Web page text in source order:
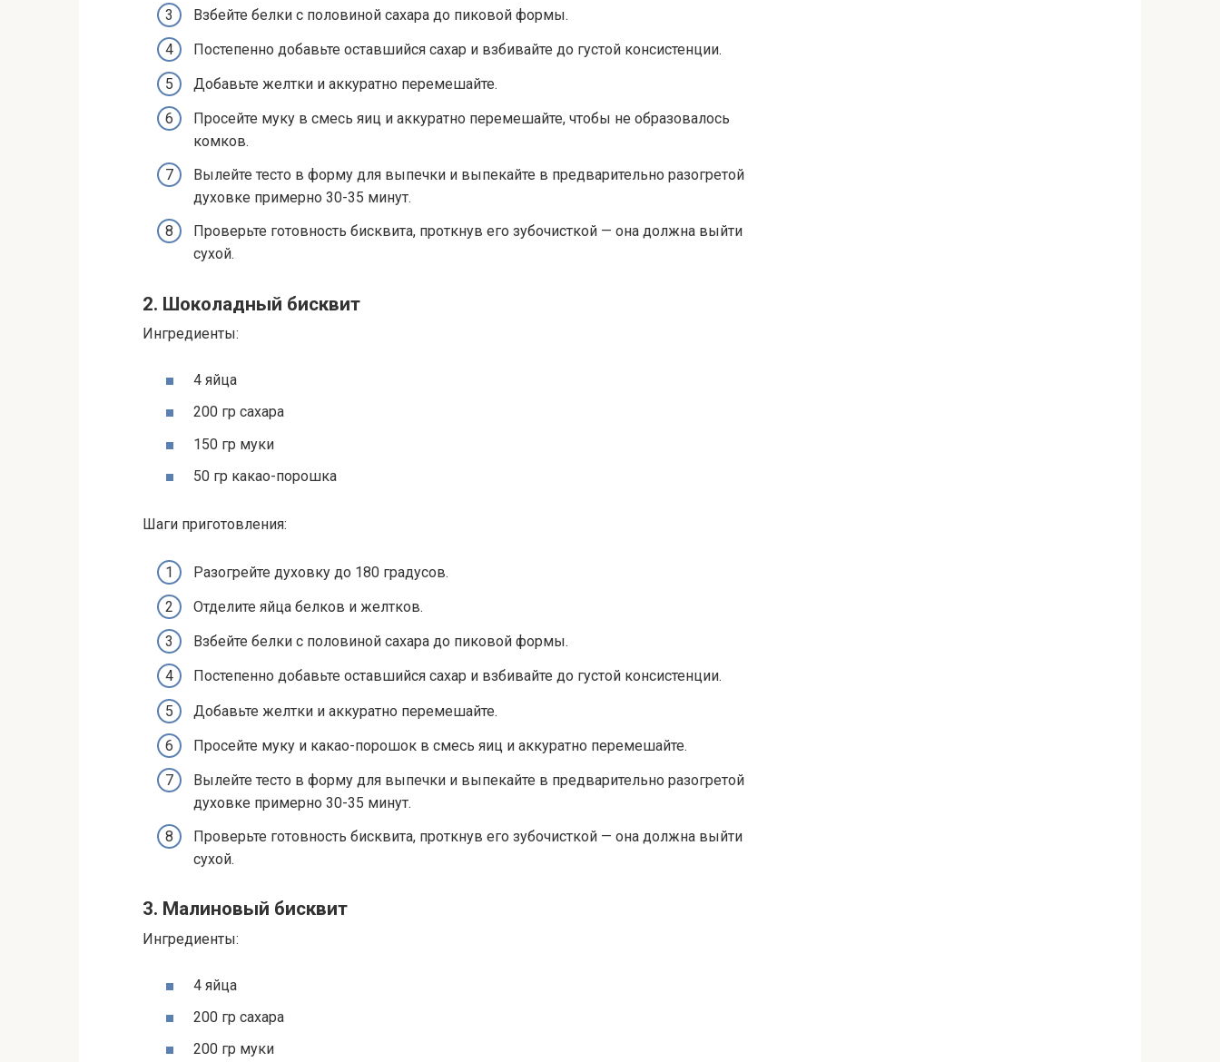
Взбейте белки с половиной сахара до пиковой формы.
Постепенно добавьте оставшийся сахар и взбивайте до густой консистенции.
Добавьте желтки и аккуратно перемешайте.
Просейте муку в смесь яиц и аккуратно перемешайте, чтобы не образовалось
комков.
Вылейте тесто в форму для выпечки и выпекайте в предварительно разогретой
духовке примерно 30-35 минут.
Проверьте готовность бисквита, проткнув его зубочисткой — она должна выйти
сухой.
2. Шоколадный бисквит
Ингредиенты:
4 яйца
200 гр сахара
150 гр муки
50 гр какао-порошка
Шаги приготовления:
Разогрейте духовку до 180 градусов.
Отделите яйца белков и желтков.
Взбейте белки с половиной сахара до пиковой формы.
Постепенно добавьте оставшийся сахар и взбивайте до густой консистенции.
Добавьте желтки и аккуратно перемешайте.
Просейте муку и какао-порошок в смесь яиц и аккуратно перемешайте.
Вылейте тесто в форму для выпечки и выпекайте в предварительно разогретой
духовке примерно 30-35 минут.
Проверьте готовность бисквита, проткнув его зубочисткой — она должна выйти
сухой.
3. Малиновый бисквит
Ингредиенты:
4 яйца
200 гр сахара
200 гр муки